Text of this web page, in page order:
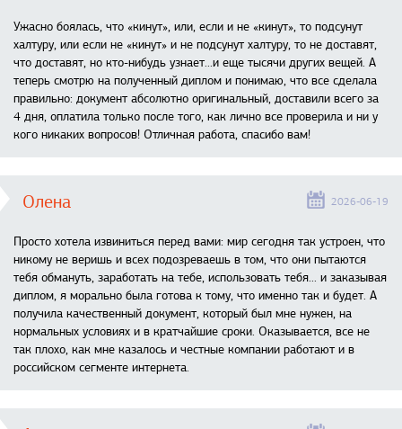
Ужасно боялась, что «кинут», или, если и не «кинут», то подсунут
халтуру, или если не «кинут» и не подсунут халтуру, то не доставят,
что доставят, но кто-нибудь узнает...и еще тысячи других вещей. А
теперь смотрю на полученный диплом и понимаю, что все сделала
правильно: документ абсолютно оригинальный, доставили всего за
4 дня, оплатила только после того, как лично все проверила и ни у
кого никаких вопросов! Отличная работа, спасибо вам!
Олена 2026-06-19
Просто хотела извиниться перед вами: мир сегодня так устроен, что
никому не веришь и всех подозреваешь в том, что они пытаются
тебя обмануть, заработать на тебе, использовать тебя... и заказывая
диплом, я морально была готова к тому, что именно так и будет. А
получила качественный документ, который был мне нужен, на
нормальных условиях и в кратчайшие сроки. Оказывается, все не
так плохо, как мне казалось и честные компании работают и в
российском сегменте интернета.